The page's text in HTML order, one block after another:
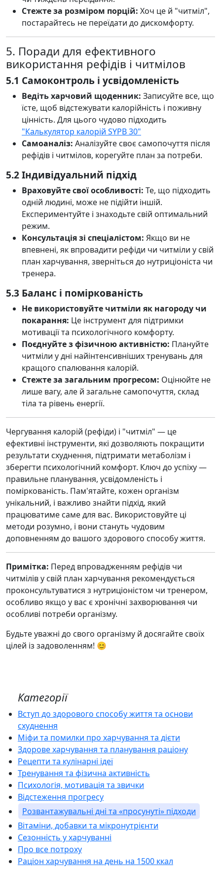
Стежте за розміром порцій: Хоч це й "читміл",
постарайтесь не переїдати до дискомфорту.
5. Поради для ефективного
використання рефідів і читмілов
5.1 Самоконтроль і усвідомленість
Ведіть харчовий щоденник: Записуйте все, що
їсте, щоб відстежувати калорійність і поживну
цінність. Для цього чудово підходить
"Калькулятор калорій SYPB 30"
Самоаналіз: Аналізуйте своє самопочуття після
рефідів і читмілов, корегуйте план за потреби.
5.2 Індивідуальний підхід
Враховуйте свої особливості: Те, що підходить
одній людині, може не підійти іншій.
Експериментуйте і знаходьте свій оптимальний
режим.
Консультація зі спеціалістом: Якщо ви не
впевнені, як впровадити рефіди чи читміли у свій
план харчування, зверніться до нутриціоніста чи
тренера.
5.3 Баланс і поміркованість
Не використовуйте читміли як нагороду чи
покарання: Це інструмент для підтримки
мотивації та психологічного комфорту.
Поєднуйте з фізичною активністю: Плануйте
читміли у дні найінтенсивніших тренувань для
кращого спалювання калорій.
Стежте за загальним прогресом: Оцінюйте не
лише вагу, але й загальне самопочуття, склад
тіла та рівень енергії.
Чергування калорій (рефіди) і "читміл" — це
ефективні інструменти, які дозволяють покращити
результати схуднення, підтримати метаболізм і
зберегти психологічний комфорт. Ключ до успіху —
правильне планування, усвідомленість і
поміркованість. Пам'ятайте, кожен організм
унікальний, і важливо знайти підхід, який
працюватиме саме для вас. Використовуйте ці
методи розумно, і вони стануть чудовим
доповненням до вашого здорового способу життя.
Примітка: Перед впровадженням рефідів чи
читмілів у свій план харчування рекомендується
проконсультуватися з нутриціоністом чи тренером,
особливо якщо у вас є хронічні захворювання чи
особливі потреби організму.
Будьте уважні до свого організму й досягайте своїх
цілей із задоволенням! 😊
Категорії
Вступ до здорового способу життя та основи
схуднення
Міфи та помилки про харчування та дієти
Здорове харчування та планування раціону
Рецепти та кулінарні ідеї
Тренування та фізична активність
Психологія, мотивація та звички
Відстеження прогресу
Розвантажувальні дні та «просунуті» підходи
Вітаміни, добавки та мікронутрієнти
Сезонність у харчуванні
Про все потроху
Раціон харчування на день на 1500 ккал